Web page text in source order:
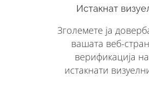
Истакнат
Зголемете ја
вашата веб-
верификација
истакнати